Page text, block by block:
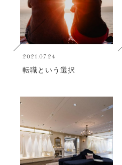
2021.07.24
転職という選択